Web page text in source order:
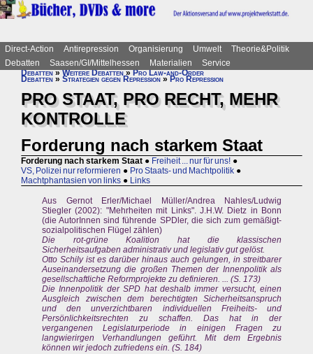
Direct-Action Antirepression Organisierung Umwelt
Theorie&Politik
Debatten
Saasen/GI/Mittelhessen Materialien
Service
Debatten»Weitere Debatten»Pro Law-and-Order
Debatten » Strategien gegen Repression » Pro Repression
PRO STAAT, PRO RECHT, MEHR
KONTROLLE
Forderung nach starkem Staat
Forderung nach starkem Staat ● Freiheit ... nur für uns! ●
VS, Polizei nur reformieren ● Pro Staats- und Machtpolitik ●
Machtphantasien von links ● Links
Aus Gernot Erler/Michael Müller/Andrea Nahles/Ludwig
Stiegler (2002): "Mehrheiten mit Links". J.H.W. Dietz in Bonn
(die AutorInnen sind führende SPDler, die sich zum gemäßigt-
sozialpolitischen Flügel zählen)
Die rot-grüne Koalition hat die klassischen
Sicherheitsaufgaben administrativ und legislativ gut gelöst.
Otto Schily ist es darüber hinaus auch gelungen, in streitbarer
Auseinandersetzung die großen Themen der Innenpolitik als
gesellschaftliche Reformprojekte zu definieren. ... (S. 173)
Die Innenpolitik der SPD hat deshalb immer versucht, einen
Ausgleich zwischen dem berechtigten Sicherheitsanspruch
und den unverzichtbaren individuellen Freiheits- und
Persönlichkeitsrechten zu schaffen. Das hat in der
vergangenen Legislaturperiode in einigen Fragen zu
langwierirgen Verhandlungen geführt. Mit dem Ergebnis
können wir jedoch zufriedens ein. (S. 184)